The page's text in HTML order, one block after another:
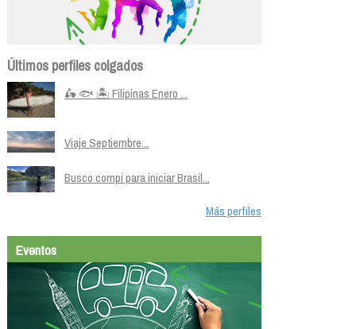
Últimos perfiles colgados
🛵 🐟 🏝️ Filipinas Enero ...
Viaje Septiembre...
Busco compi para iniciar Brasil...
Más perfiles
Eventos